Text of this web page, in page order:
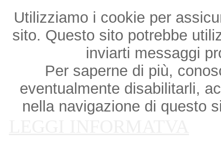
Utilizziamo i cookie per
sito. Questo sito potrebbe
inviarti messaggi
Per saperne di più,
eventualmente disabilitarli,
nella navigazione di questo